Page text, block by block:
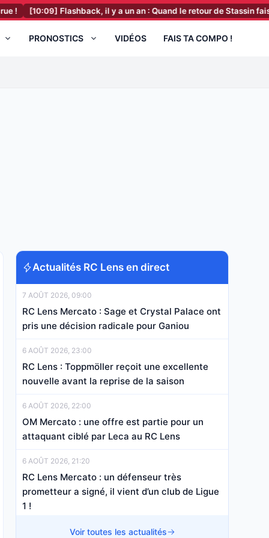
Flashback, il y a un an : Quand le retour de Stassin faisait vibrer
PRONOSTICS VIDÉOS FAIS TA COMPO !
Actualités RC Lens en direct
7 AOÛT 2026, 09:00
RC Lens Mercato : Sage et Crystal Palace ont
pris une décision radicale pour Ganiou
6 AOÛT 2026, 23:00
RC Lens : Toppmöller reçoit une excellente
nouvelle avant la reprise de la saison
6 AOÛT 2026, 22:00
OM Mercato : une offre est partie pour un
attaquant ciblé par Leca au RC Lens
6 AOÛT 2026, 21:20
RC Lens Mercato : un défenseur très
prometteur a signé, il vient d’un club de Ligue
1 !
6 AOÛT 2026, 17:20Voir toutes les actualités